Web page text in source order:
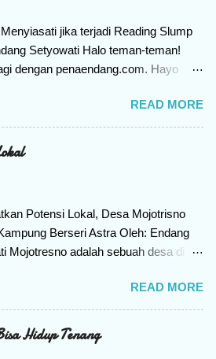
jika terjadi Reading Slump
Setyowati Halo teman-teman!
dengan penaendang.com. Hayo
konsentrasi untuk membaca, merasa
seakan pegang buku saja enggan.
begitu? Bila mengalami gejala
Reading Slump. Apa itu
kehilangan motivasi untuk
hal yang disukai, yaitu membaca
khawatir ya teman-teman, bila
masalah. Ikuti artikel ini sampai
akan berbagi bagaimana
Jadi ada 10 cara menyiasati jika
slump. Penyebab Reading
READ MORE
Potensi Lokal, Desa Mojotrisno
Berseri Astra Oleh: Endang
Mojotresno adalah sebuah desa di
Provinsi Jawa Timur. Mojotresno
utama lintas Selatan yang
Surabaya dengan Solo dan
Letak yang strategis sangat mudah
READ MORE
Hidup Tenang